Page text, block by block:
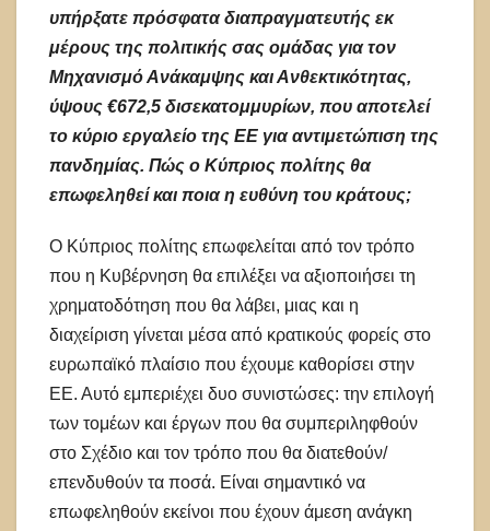
υπήρξατε πρόσφατα διαπραγματευτής εκ
μέρους της πολιτικής σας ομάδας για τον
Μηχανισμό Ανάκαμψης και Ανθεκτικότητας,
ύψους €672,5 δισεκατομμυρίων, που αποτελεί
το κύριο εργαλείο της ΕΕ για αντιμετώπιση της
πανδημίας. Πώς ο Κύπριος πολίτης θα
επωφεληθεί και ποια η ευθύνη του κράτους;
Ο Κύπριος πολίτης επωφελείται από τον τρόπο
που η Κυβέρνηση θα επιλέξει να αξιοποιήσει τη
χρηματοδότηση που θα λάβει, μιας και η
διαχείριση γίνεται μέσα από κρατικούς φορείς στο
ευρωπαϊκό πλαίσιο που έχουμε καθορίσει στην
ΕΕ. Αυτό εμπεριέχει δυο συνιστώσες: την επιλογή
των τομέων και έργων που θα συμπεριληφθούν
στο Σχέδιο και τον τρόπο που θα διατεθούν/
επενδυθούν τα ποσά. Είναι σημαντικό να
επωφεληθούν εκείνοι που έχουν άμεση ανάγκη